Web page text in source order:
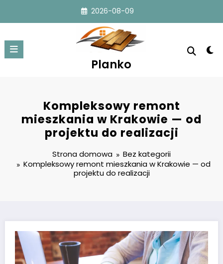
treści
2026-08-09
Planko
Kompleksowy remont
mieszkania w Krakowie — od
projektu do realizacji
Strona domowa
Bez kategorii
Kompleksowy remont mieszkania w Krakowie — od
projektu do realizacji